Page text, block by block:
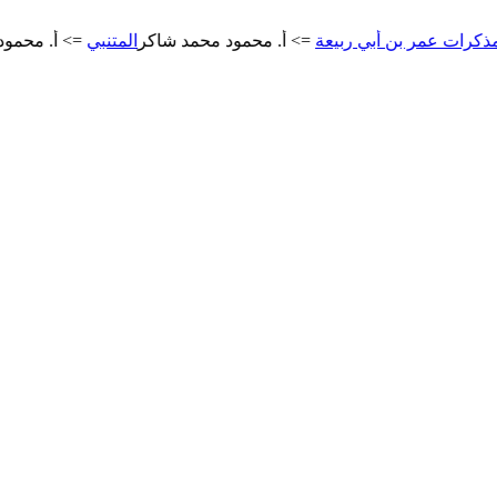
المتنبي => أ. محمود بن أبي ربيعة => أ. محمود محمد شاكر